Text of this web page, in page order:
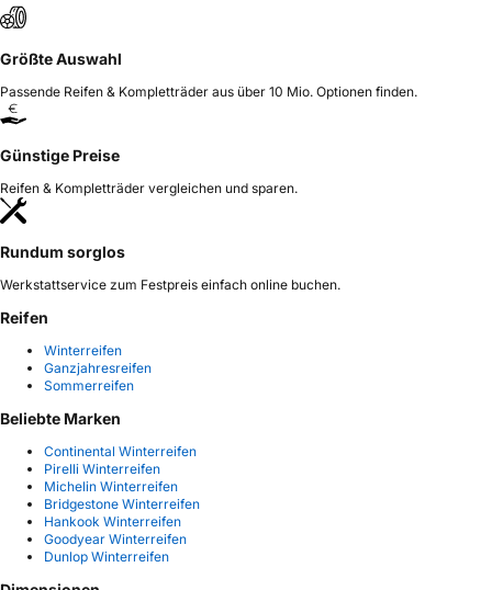
Größte Auswahl
Passende Reifen & Kompletträder aus über 10 Mio. Optionen finden.
Günstige Preise
Reifen & Kompletträder vergleichen und sparen.
Rundum sorglos
Werkstattservice zum Festpreis einfach online buchen.
Reifen
Winterreifen
Ganzjahresreifen
Sommerreifen
Beliebte Marken
Continental Winterreifen
Pirelli Winterreifen
Michelin Winterreifen
Bridgestone Winterreifen
Hankook Winterreifen
Goodyear Winterreifen
Dunlop Winterreifen